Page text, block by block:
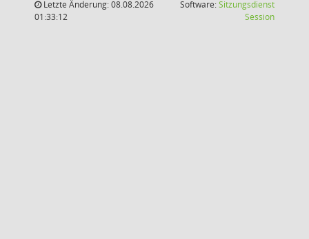
Letzte Änderung: 08.08.2026
01:33:12
Software:Sitzungsdienst
Session(Wird in